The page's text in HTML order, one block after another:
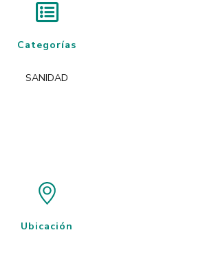
Categorías
SANIDAD
Ubicación